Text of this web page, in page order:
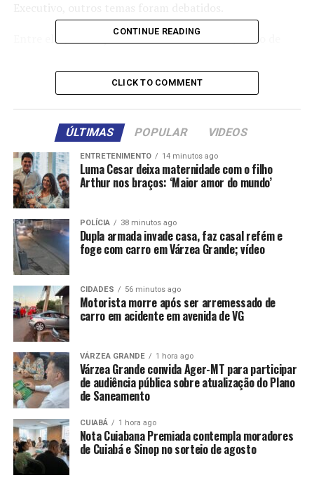
Entre eles, a redução de mortes no trânsito, fruto de
da Guarda Municipal de Trânsito (GMT) e demais forças
de segurança, melhoria na infraestrutura urbana e uso
da tecnologia para ordenar o trânsito, como os
redutores eletrônicos de velocidade.
Dados da Superintendência do Observatório de
Segurança da Secretaria de Estado de Segurança Pública
mostram que, em 2023, de janeiro a outubro, foram
registradas 32 mortes no trânsito em Sorriso. Neste
ano, no mesmo período, o número foi de 21.
“Uma redução de 34% nas mortes no trânsito,
lembrando sempre que, quando se fala em vidas, nossa
meta, ainda que utópica, é zerar esses índices”, reforça o
secretário de Segurança Pública, Trânsito e Defesa Civil
(Semsep), José Carlos Moura.
Em sua fala, o prefeito Ari Lafin destacou o quanto o
“sentar, conversar, ponderar e buscar uma solução que
seja viável” faz a diferença para toda a população. “O
maior ganho de tempo é sentar com células da
sociedade para encontrar alternativas”, reiterou o
prefeito, que se despediu dos companheiros de diálogo
nesta reunião, desejou boa sorte aos novos gestores e se
colocou à disposição para contribuir no que for possível.
CONTINUE READING
CLICK TO COMMENT
ÚLTIMAS POPULAR VIDEOS
ENTRETENIMENTO 14 minutos ago
Luma Cesar deixa maternidade com o filho
Arthur nos braços: ‘Maior amor do mundo’
POLÍCIA 38 minutos ago
Dupla armada invade casa, faz casal refém e
foge com carro em Várzea Grande; vídeo
CIDADES 56 minutos ago
Motorista morre após ser arremessado de
carro em acidente em avenida de VG
VÁRZEA GRANDE 1 hora ago
Várzea Grande convida Ager-MT para participar
de audiência pública sobre atualização do Plano
de Saneamento
CUIABÁ 1 hora ago
Nota Cuiabana Premiada contempla moradores
de Cuiabá e Sinop no sorteio de agosto